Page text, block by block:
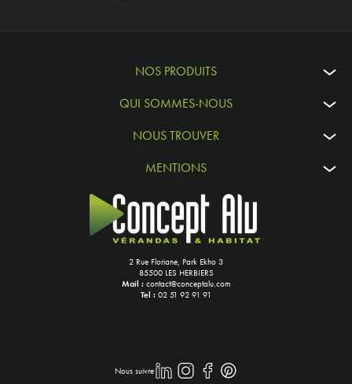
NOS PRODUITS
QUI SOMMES-NOUS
NOUS TROUVER
MENTIONS
2 Rue Floriane, Park Ekho 3
85500 LES HERBIERS
Mail : contact@conceptalu.com
Tel : 02 51 92 91 91
Nous suivre